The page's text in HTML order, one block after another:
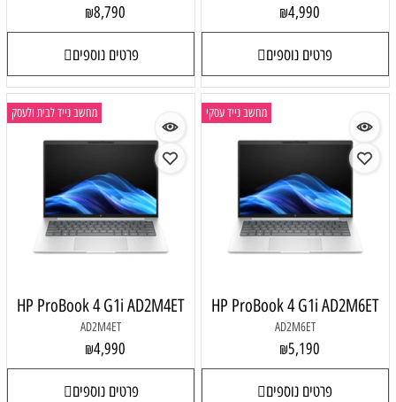
₪4,990
פרטים נוספים
₪8,790
פרטים נוספים
מחשב נייד עסקי
HP ProBook 4 G1i AD2M6ET
AD2M6ET
₪5,190
פרטים נוספים
מחשב נייד לבית ולעסק
HP ProBook 4 G1i AD2M4ET
AD2M4ET
₪4,990
פרטים נוספים